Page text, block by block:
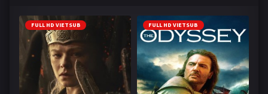
FULL HD VIETSUB FULL HD VIETSUB